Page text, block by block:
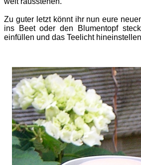
Zu guter letzt könnt ihr nun eure
ins Beet oder den Blumentopf
einfüllen und das Teelicht